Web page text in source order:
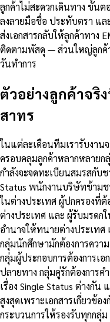
ลูกค้าไม่สะดวกเดินทาง ขั้น
ลงลายมือชื่อ ประทับตรา แ
ส่งเอกสารกลับให้ลูกค้าทาง
ติดตามพัสดุ — ส่วนใหญ่ลูกค้า
วันทำการ
ตัวอย่างลูกค้าจริ
สาทร
ในแต่ละเดือนทีมเรารับงาน
ครอบคลุมลูกค้าหลากหลายก
กำลังจะจดทะเบียนสมรสกับ
Status พนักงานบริษัทข้าม
ในต่างประเทศ ผู้ปกครองที่
ต่างประเทศ และ ผู้รับมรดก
อำนาจให้ทนายต่างประเท
กลุ่มนักศึกษามักต้องการควา
กลุ่มผู้ประกอบการต้องการเ
ปลายทาง กลุ่มคู่รักต้องการ
เรื่อง Single Status ต่างกัน
สูงสุดเพราะเอกสารเกี่ยวข้
กระบวนการให้รองรับทุกกลุ่